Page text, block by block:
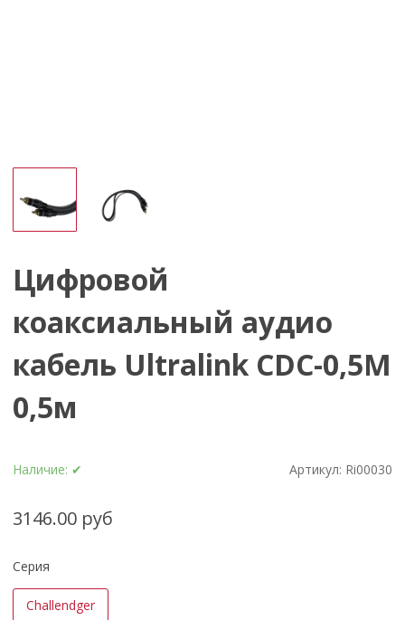
Цифровой
коаксиальный аудио
кабель Ultralink CDC-0,5M
0,5м
Наличие: ✔ Артикул: Ri00030
3146.00 руб
Серия
Challendger